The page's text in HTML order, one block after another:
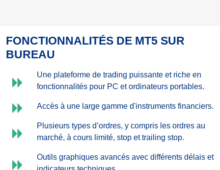
FONCTIONNALITÉS DE MT5 SUR
BUREAU
Une plateforme de trading puissante et riche en
fonctionnalités pour PC et ordinateurs portables.
Accès à une large gamme d'instruments financiers.
Plusieurs types d’ordres, y compris les ordres au
marché, à cours limité, stop et trailing stop.
Outils graphiques avancés avec différents délais et